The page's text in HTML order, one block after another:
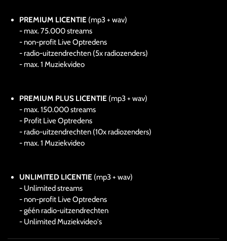
PREMIUM LICENTIE (mp3 + wav)
- max. 75.000 streams
- non-profit Live Optredens
- radio-uitzendrechten (5x radiozenders)
- max. 1 Muziekvideo
PREMIUM PLUS LICENTIE (mp3 + wav)
- max. 150.000 streams
- Profit Live Optredens
- radio-uitzendrechten (10x radiozenders)
- max. 1 Muziekvideo
UNLIMITED LICENTIE (mp3 + wav)
- Unlimited streams
- non-profit Live Optredens
- géén radio-uitzendrechten
- Unlimited Muziekvideo's